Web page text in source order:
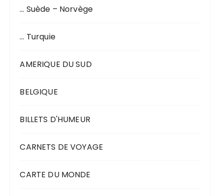
… Suède – Norvège
… Turquie
AMERIQUE DU SUD
BELGIQUE
BILLETS D'HUMEUR
CARNETS DE VOYAGE
CARTE DU MONDE